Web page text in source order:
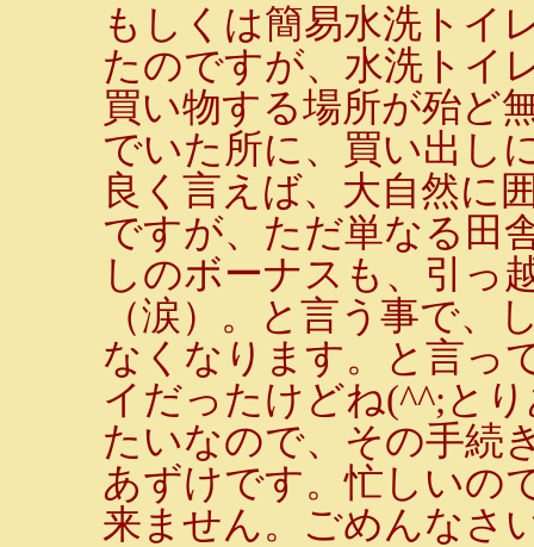
もしくは簡易水洗トイ
たのですが、水洗トイ
買い物する場所が殆ど
でいた所に、買い出し
良く言えば、大自然に
ですが、ただ単なる田
しのボーナスも、引っ
（涙）。と言う事で、
なくなります。と言っ
イだったけどね(^^;と
たいなので、その手続
あずけです。忙しいの
来ません。ごめんなさ